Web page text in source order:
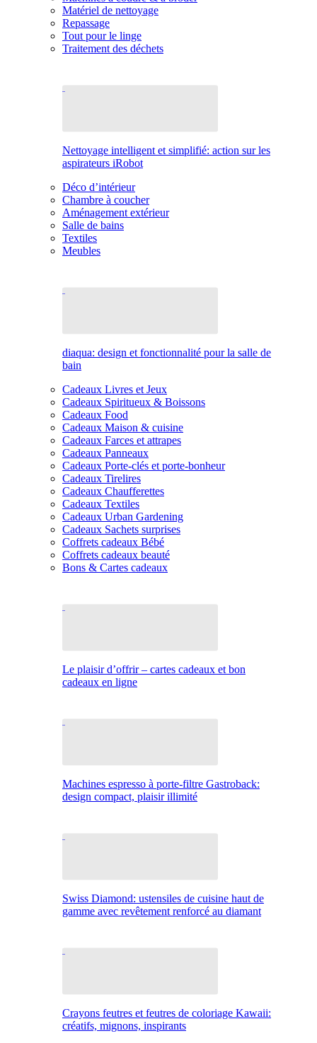
Matériel de nettoyage
Repassage
Tout pour le linge
Traitement des déchets
Nettoyage intelligent et simplifié: action sur les
aspirateurs iRobot
Déco d’intérieur
Chambre à coucher
Aménagement extérieur
Salle de bains
Textiles
Meubles
diaqua: design et fonctionnalité pour la salle de
bain
Cadeaux Livres et Jeux
Cadeaux Spiritueux & Boissons
Cadeaux Food
Cadeaux Maison & cuisine
Cadeaux Farces et attrapes
Cadeaux Panneaux
Cadeaux Porte-clés et porte-bonheur
Cadeaux Tirelires
Cadeaux Chaufferettes
Cadeaux Textiles
Cadeaux Urban Gardening
Cadeaux Sachets surprises
Coffrets cadeaux Bébé
Coffrets cadeaux beauté
Bons & Cartes cadeaux
Le plaisir d’offrir – cartes cadeaux et bon
cadeaux en ligne
Machines espresso à porte-filtre Gastroback:
design compact, plaisir illimité
Swiss Diamond: ustensiles de cuisine haut de
gamme avec revêtement renforcé au diamant
Crayons feutres et feutres de coloriage Kawaii:
créatifs, mignons, inspirants